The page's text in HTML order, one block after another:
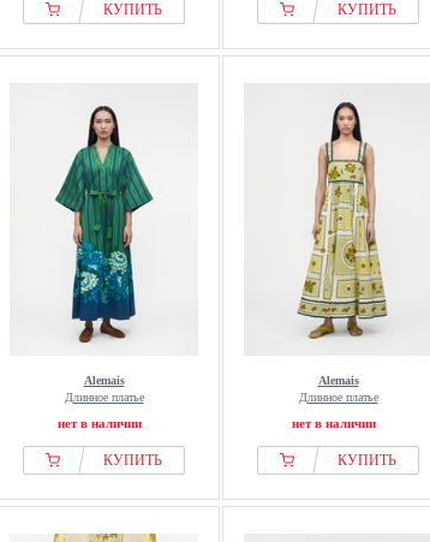
КУПИТЬ КУПИТЬ
Alemais
Длинное платье
нет в наличии
КУПИТЬ
Alemais
Длинное платье
нет в наличии
КУПИТЬ